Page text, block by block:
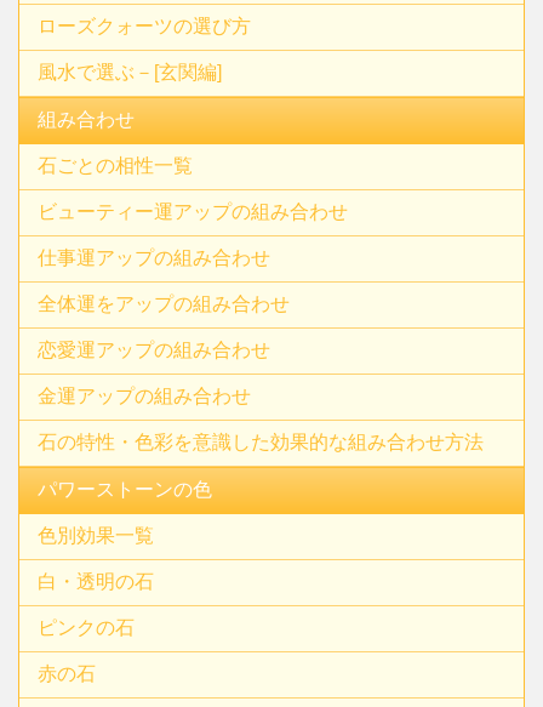
ローズクォーツの選び方
風水で選ぶ－[玄関編]
組み合わせ
石ごとの相性一覧
ビューティー運アップの組み合わせ
仕事運アップの組み合わせ
全体運をアップの組み合わせ
恋愛運アップの組み合わせ
金運アップの組み合わせ
石の特性・色彩を意識した効果的な組み合わせ方法
パワーストーンの色
色別効果一覧
白・透明の石
ピンクの石
赤の石